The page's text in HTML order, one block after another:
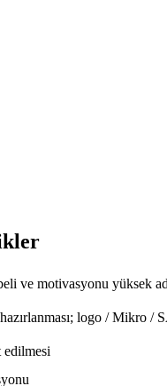
ve motivasyonu yüksek
logo / Mikro
edilmesi